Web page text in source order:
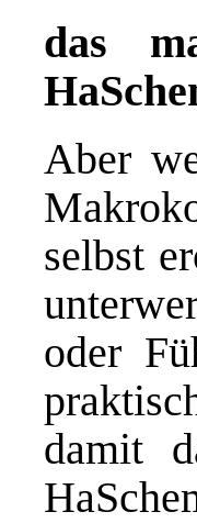
das
Aber
selbst
oder
damit